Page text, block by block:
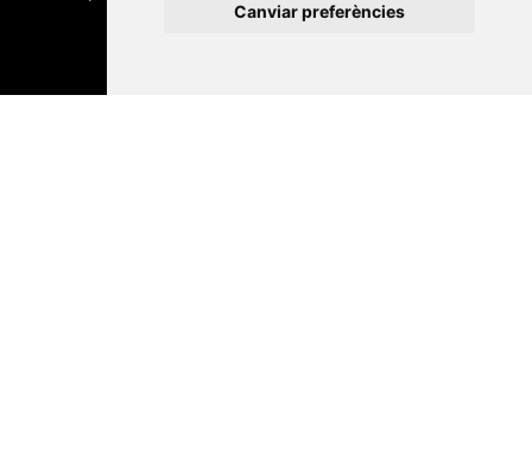
Canviar preferències